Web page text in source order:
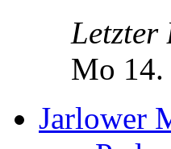
Letzter
Mo 14.
Jarlower